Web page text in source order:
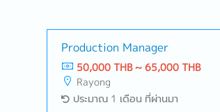
Production Manager
50,000 THB ~ 65,000 THB
Rayong
ประมาณ 1 เดือน ที่ผ่านมา